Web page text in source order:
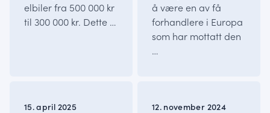
elbiler fra 500 000 kr
til 300 000 kr. Dette …
å være en av få
forhandlere i Europa
som har mottatt den
…
15. april 2025 12. november 2024